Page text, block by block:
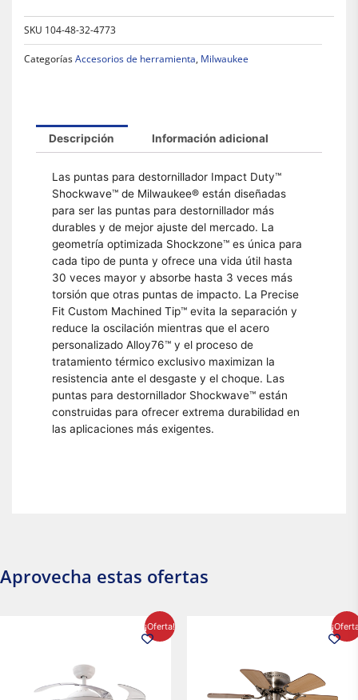
SKU 104-48-32-4773
CategoríasAccesorios de herramienta, Milwaukee
Descripción Información adicional
Las puntas para destornillador Impact Duty™
Shockwave™ de Milwaukee® están diseñadas
para ser las puntas para destornillador más
durables y de mejor ajuste del mercado. La
geometría optimizada Shockzone™ es única para
cada tipo de punta y ofrece una vida útil hasta
30 veces mayor y absorbe hasta 3 veces más
torsión que otras puntas de impacto. La Precise
Fit Custom Machined Tip™ evita la separación y
reduce la oscilación mientras que el acero
personalizado Alloy76™ y el proceso de
tratamiento térmico exclusivo maximizan la
resistencia ante el desgaste y el choque. Las
puntas para destornillador Shockwave™ están
construidas para ofrecer extrema durabilidad en
las aplicaciones más exigentes.
Aprovecha estas ofertas
¡Oferta!
$2,986.97.
precio
actual
$1,450.23.
precio
actual